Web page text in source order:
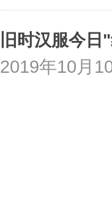
旧时汉服今
2019年10月